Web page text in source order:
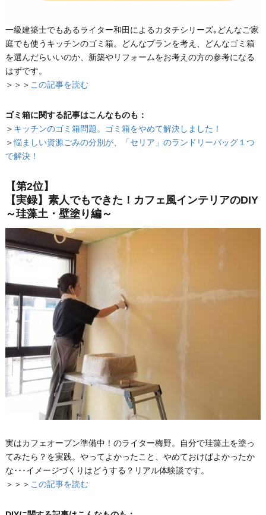
一級建築士でもあるライター和田によるカタチシリーズ｡どんなご家
庭でも使うキッチンのゴミ箱。どんなプランを考え、どんなゴミ箱
を選んだらいいのか、新築やリフォームをお考えの方の参考になる
はずです。
＞＞＞ この記事を読む
ゴミ箱に関する記事はこんなものも：
＞ キッチンのゴミ箱問題。ゴミ箱をやめて解決しました！
＞悩ましい資源ごみの分別が、「セリア」のランドリーバッグ１つ
で解決！
【第2位】
【実録】素人でもできた！カフェ風インテリアのDIY
～珪藻土・壁塗り編～
実はカフェオープン準備中！のライター梅野。自分で珪藻土を塗っ
てみたら？を実践。やってよかったこと、やめておけばよかったか
な･･･イメージづくりはどうする？リアル体験談です。
＞＞＞ この記事を読む